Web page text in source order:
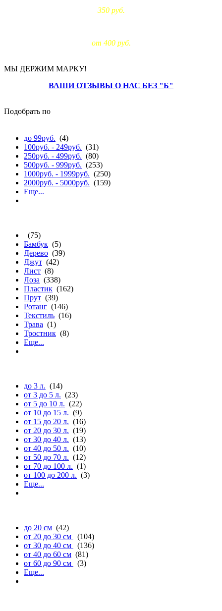
350 руб.
от 400 руб.
МЫ ДЕРЖИМ МАРКУ!
ВАШИ ОТЗЫВЫ О НАС БЕЗ "Б"
Подобрать по
до 99руб. (4)
100руб. - 249руб. (31)
250руб. - 499руб. (80)
500руб. - 999руб. (253)
1000руб. - 1999руб. (250)
2000руб. - 5000руб. (159)
Еще...
(75)
Бамбук (5)
Дерево (39)
Джут (42)
Лист (8)
Лоза (338)
Пластик (162)
Прут (39)
Ротанг (146)
Текстиль (16)
Трава (1)
Тростник (8)
Еще...
до 3 л. (14)
от 3 до 5 л. (23)
от 5 до 10 л. (22)
от 10 до 15 л. (9)
от 15 до 20 л. (16)
от 20 до 30 л. (19)
от 30 до 40 л. (13)
от 40 до 50 л. (10)
от 50 до 70 л. (12)
от 70 до 100 л. (1)
от 100 до 200 л. (3)
Еще...
до 20 см (42)
от 20 до 30 см
(104)
от 30 до 40 см
(136)
от 40 до 60 см (81)
от 60 до 90 см
(3)
Еще...